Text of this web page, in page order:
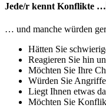
Jede/r kennt Konflikte …
… und manche würden
Hätten Sie
Reagieren Sie hin
Möchten Sie Ihre
Würden Sie
Liegt Ihnen etwas
Möchten Sie